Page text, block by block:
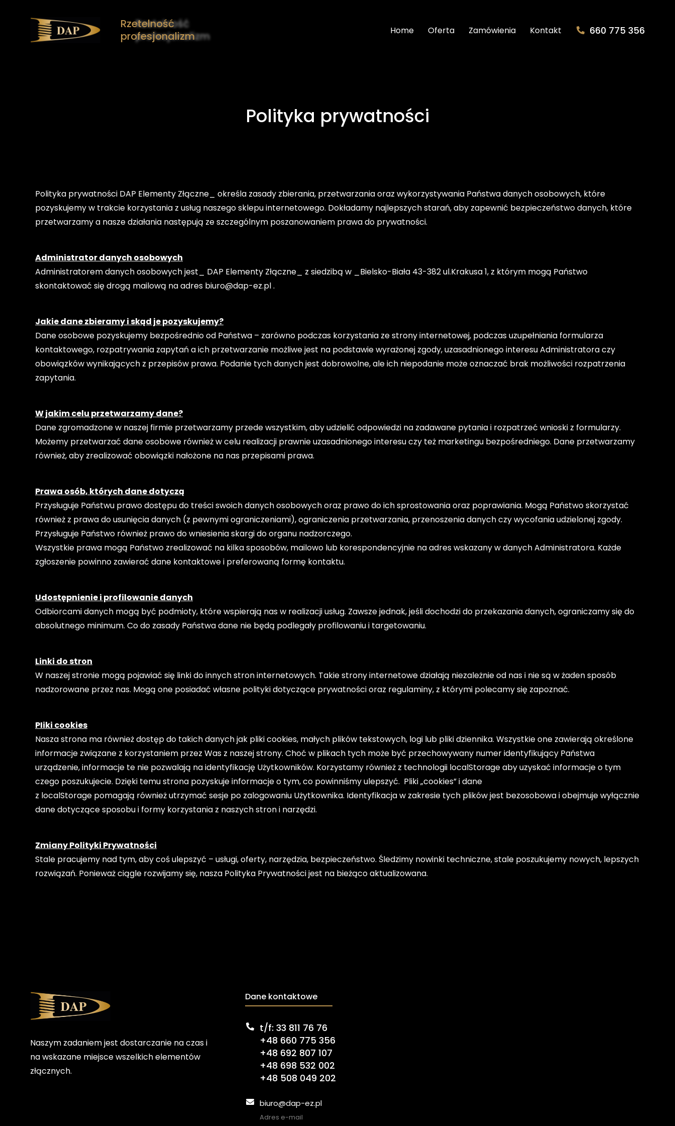
Rzetelność
profesjonalizm
Home Oferta Zamówienia Kontakt 660 775 356
Polityka prywatności
Polityka prywatności DAP Elementy Złączne_ określa zasady zbierania, przetwarzania oraz wykorzystywania Państwa danych osobowych, które
pozyskujemy w trakcie korzystania z usług naszego sklepu internetowego. Dokładamy najlepszych starań, aby zapewnić bezpieczeństwo danych, które
przetwarzamy a nasze działania następują ze szczególnym poszanowaniem prawa do prywatności.
Administrator danych osobowych
Administratorem danych osobowych jest_ DAP Elementy Złączne_ z siedzibą w _Bielsko-Biała 43-382 ul.Krakusa 1, z którym mogą Państwo
skontaktować się drogą mailową na adres biuro@dap-ez.pl .
Jakie dane zbieramy i skąd je pozyskujemy?
Dane osobowe pozyskujemy bezpośrednio od Państwa – zarówno podczas korzystania ze strony internetowej, podczas uzupełniania formularza
kontaktowego, rozpatrywania zapytań a ich przetwarzanie możliwe jest na podstawie wyrażonej zgody, uzasadnionego interesu Administratora czy
obowiązków wynikających z przepisów prawa. Podanie tych danych jest dobrowolne, ale ich niepodanie może oznaczać brak możliwości rozpatrzenia
zapytania.
W jakim celu przetwarzamy dane?
Dane zgromadzone w naszej firmie przetwarzamy przede wszystkim, aby udzielić odpowiedzi na zadawane pytania i rozpatrzeć wnioski z formularzy.
Możemy przetwarzać dane osobowe również w celu realizacji prawnie uzasadnionego interesu czy też marketingu bezpośredniego. Dane przetwarzamy
również, aby zrealizować obowiązki nałożone na nas przepisami prawa.
Prawa osób, których dane dotyczą
Przysługuje Państwu prawo dostępu do treści swoich danych osobowych oraz prawo do ich sprostowania oraz poprawiania. Mogą Państwo skorzystać
również z prawa do usunięcia danych (z pewnymi ograniczeniami), ograniczenia przetwarzania, przenoszenia danych czy wycofania udzielonej zgody.
Przysługuje Państwo również prawo do wniesienia skargi do organu nadzorczego.
Wszystkie prawa mogą Państwo zrealizować na kilka sposobów, mailowo lub korespondencyjnie na adres wskazany w danych Administratora. Każde
zgłoszenie powinno zawierać dane kontaktowe i preferowaną formę kontaktu.
Udostępnienie i profilowanie danych
Odbiorcami danych mogą być podmioty, które wspierają nas w realizacji usług. Zawsze jednak, jeśli dochodzi do przekazania danych, ograniczamy się do
absolutnego minimum. Co do zasady Państwa dane nie będą podlegały profilowaniu i targetowaniu.
Linki do stron
W naszej stronie mogą pojawiać się linki do innych stron internetowych. Takie strony internetowe działają niezależnie od nas i nie są w żaden sposób
nadzorowane przez nas. Mogą one posiadać własne polityki dotyczące prywatności oraz regulaminy, z którymi polecamy się zapoznać.
PIiki cookies
Nasza strona ma również dostęp do takich danych jak pliki cookies, małych plików tekstowych, logi lub pliki dziennika. Wszystkie one zawierają określone
informacje związane z korzystaniem przez Was z naszej strony. Choć w plikach tych może być przechowywany numer identyfikujący Państwa
urządzenie, informacje te nie pozwalają na identyfikację Użytkowników. Korzystamy również z technologii localStorage aby uzyskać informacje o tym
czego poszukujecie. Dzięki temu strona pozyskuje informacje o tym, co powinniśmy ulepszyć. Pliki „cookies” i dane
z localStorage pomagają również utrzymać sesje po zalogowaniu Użytkownika. Identyfikacja w zakresie tych plików jest bezosobowa i obejmuje wyłącznie
dane dotyczące sposobu i formy korzystania z naszych stron i narzędzi.
Zmiany Polityki Prywatności
Stale pracujemy nad tym, aby coś ulepszyć – usługi, oferty, narzędzia, bezpieczeństwo. Śledzimy nowinki techniczne, stale poszukujemy nowych, lepszych
rozwiązań. Ponieważ ciągle rozwijamy się, nasza Polityka Prywatności jest na bieżąco aktualizowana.
Naszym zadaniem jest dostarczanie na czas i
na wskazane miejsce wszelkich elementów
złącznych.
Dane kontaktowe
t/f: 33 811 76 76
+48 660 775 356
+48 692 807 107
+48 698 532 002
+48 508 049 202
biuro@dap-ez.pl
Adres e-mail